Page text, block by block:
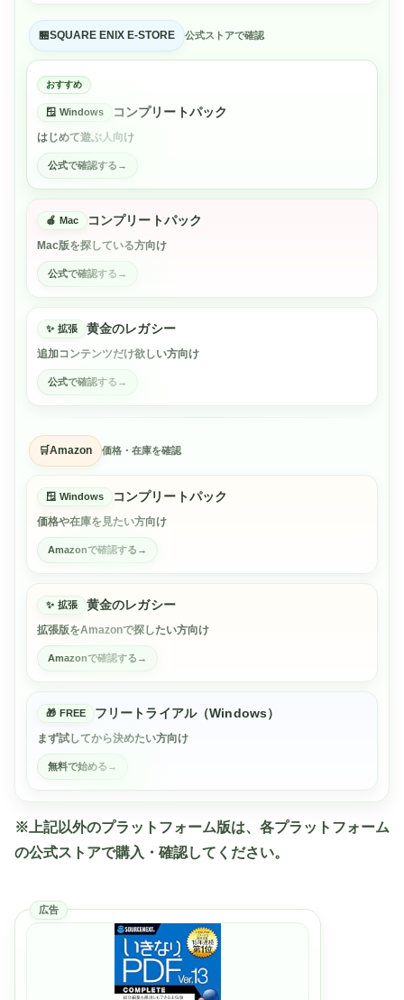
SQUARE ENIX E-STORE 公式ストアで確認
おすすめ
Windows コンプリートパック
はじめて遊ぶ人向け
公式で確認する
Mac コンプリートパック
Mac版を探している方向け
公式で確認する
拡張 黄金のレガシー
追加コンテンツだけ欲しい方向け
公式で確認する
Amazon 価格・在庫を確認
Windows コンプリートパック
価格や在庫を見たい方向け
Amazonで確認する
拡張 黄金のレガシー
拡張版をAmazonで探したい方向け
Amazonで確認する
FREE フリートライアル（Windows）
まず試してから決めたい方向け
無料で始める
※上記以外のプラットフォーム版は、各プラットフォーム
の公式ストアで購入・確認してください。
広告